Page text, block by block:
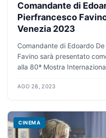
Comandante di
Pierfrancesco
Venezia 2023
Comandante di Edoardo
Favino sarà presentato
alla 80ª Mostra
AGO 28, 2023
CINEMA